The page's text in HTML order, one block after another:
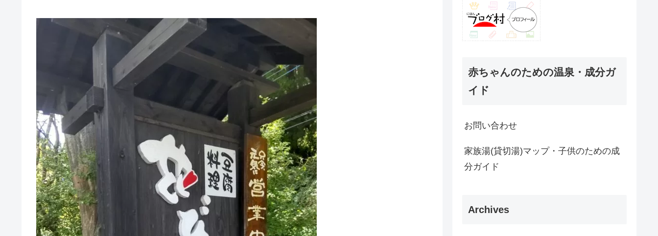
赤ちゃんのための温泉・成分ガ
イド
お問い合わせ
家族湯(貸切湯)マップ・子供のための成
分ガイド
Archives